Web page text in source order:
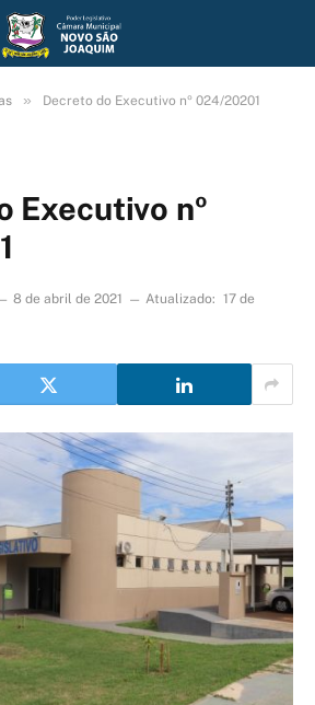
» Decreto do Executivo nº 024/20201
Executivo nº
8 de abril de 2021 Atualizado: 17 de